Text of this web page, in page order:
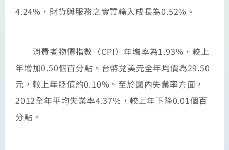
4.24%，財貨與服務之實質輸入成長為0.52%。
消費者物價指數（CPI）年增率為1.93%，較上
年增加0.50個百分點。台幣兌美元全年均價為29.50
元，較上年貶值約0.10%。至於國內失業率方面，
2012全年平均失業率4.37%，較上年下降0.01個百
分點。